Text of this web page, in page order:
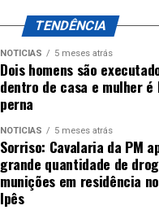
TENDÊNCIA
NOTÍCIAS 5 meses atrás
Dois homens são
dentro de casa e mulher é
perna
NOTÍCIAS 5 meses atrás
Sorriso: Cavalaria da PM
grande quantidade de
munições em residência
Ipês